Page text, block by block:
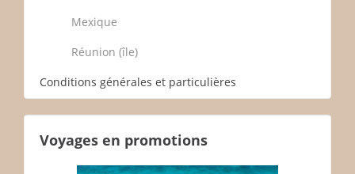
Mexique
Réunion (île)
Conditions générales et particulières
Voyages en promotions